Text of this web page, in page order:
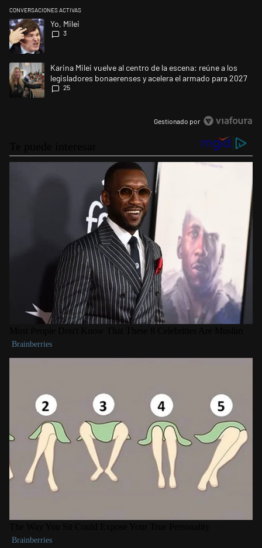
CONVERSACIONES ACTIVAS
Este listado muestra los artículos con más comentarios en los últimos
Un artículo de tendencia con el título "Yo, Milei" con 3 comentarios.
Yo, Milei
3
Un artículo de tendencia con el título "Karina Milei vuelve al centro de
Karina Milei vuelve al centro de la escena: reúne a los
legisladores bonaerenses y acelera el armado para 2027
25
Gestionado por